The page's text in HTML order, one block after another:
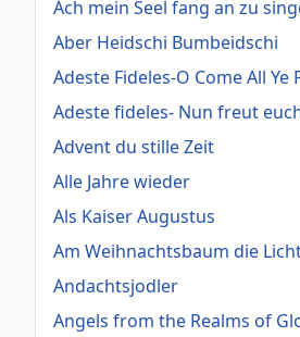
Ach mein Seel fang an zu
Aber Heidschi Bumbeidschi
Adeste Fideles-O Come All Ye
Adeste fideles- Nun freut
Advent du stille Zeit
Alle Jahre wieder
Als Kaiser Augustus
Am Weihnachtsbaum die
Andachtsjodler
Angels from the Realms of